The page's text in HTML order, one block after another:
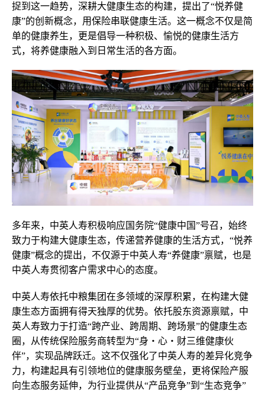
捉到这一趋势，深耕大健康生态的构建，提出了“悦养健
康”的创新概念，用保险串联健康生活。这一概念不仅是简
单的健康养生，更是倡导一种积极、愉悦的健康生活方
式，将养健康融入到日常生活的各方面。
多年来，中英人寿积极响应国务院“健康中国”号召，始终
致力于构建大健康生态，传递营养健康的生活方式，“悦养
健康”概念的提出，不仅源于中英人寿“养健康”禀赋，也是
中英人寿贯彻客户需求中心的态度。
中英人寿依托中粮集团在多领域的深厚积累，在构建大健
康生态方面拥有得天独厚的优势。依托股东资源禀赋，中
英人寿致力于打造“跨产业、跨周期、跨场景”的健康生态
圈，从传统保险服务商转型为“身・心・财三维健康伙
伴”，实现品牌跃迁。这不仅强化了中英人寿的差异化竞争
力，构建起具有引领地位的健康服务壁垒，更将保险产服
向生态服务延伸，为行业提供从“产品竞争”到“生态竞争”